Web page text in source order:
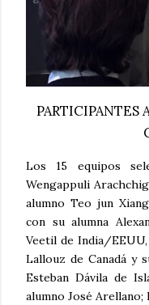
PARTICIPANTES
Los 15 equipos
Wengappuli
alumno Teo jun
con su alumna
Veetil de India/
Lallouz de Canadá y
Esteban Dávila de
alumno José